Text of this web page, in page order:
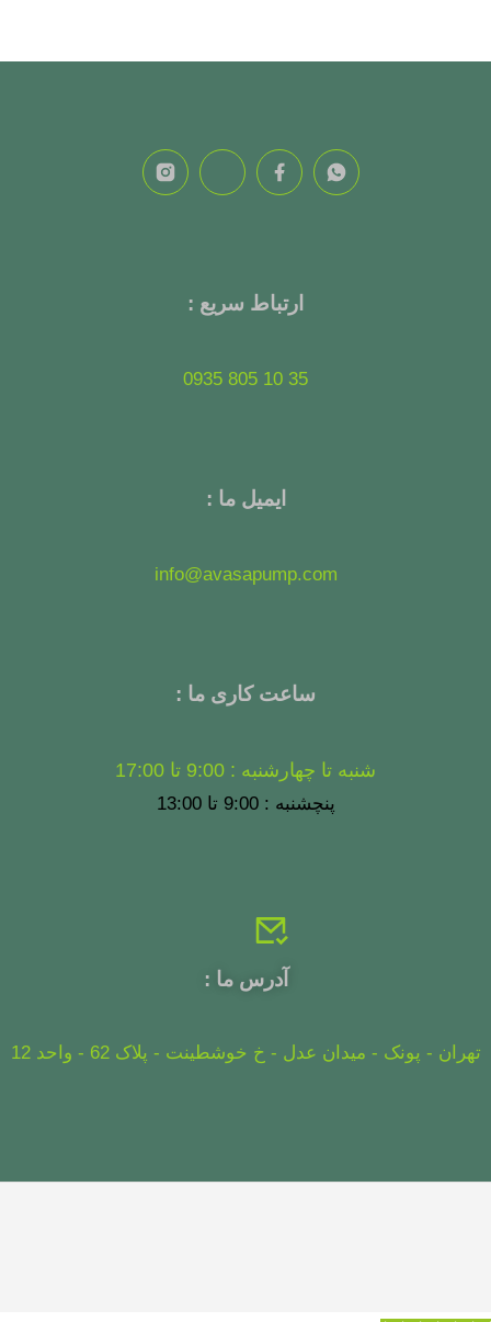
ارتباط سریع :
35 10 805 0935
ایمیل ما :
info@avasapump.com
ساعت کاری ما :
شنبه تا چهارشنبه : 9:00 تا 17:00
پنچشنبه : 9:00 تا 13:00
آدرس ما :
تهران - پونک - میدان عدل - خ خوشطینت - پلاک 62 - واحد 12